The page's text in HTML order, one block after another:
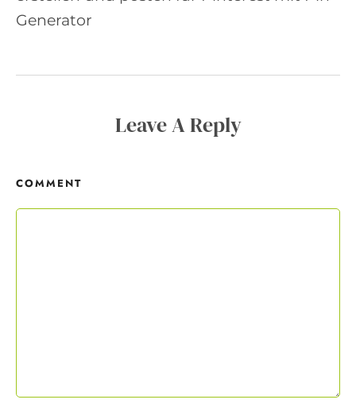
Generator
Leave A Reply
COMMENT
Copywriting-Guide ist dein Willkommensgeschenk.
Mit deiner Anmeldung wirst du meiner Liste hinzugefügt. Du kannst